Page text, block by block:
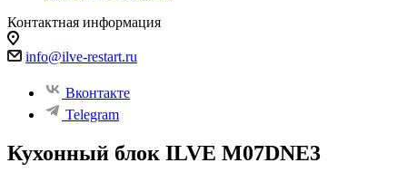
Контактная информация
info@ilve-restart.ru
Вконтакте
Telegram
Кухонный блок ILVE M07DNE3